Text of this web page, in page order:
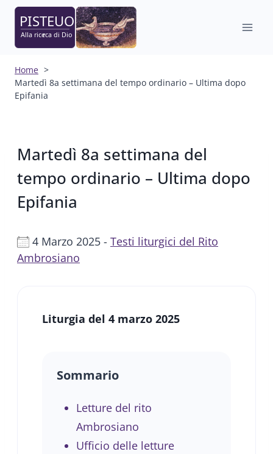
Salta
contenuto
Home
Martedì 8a settimana del tempo ordinario – Ultima dopo
Epifania
Martedì 8a settimana del
tempo ordinario – Ultima dopo
Epifania
4 Marzo 2025 - Testi liturgici del Rito
Ambrosiano
Liturgia del 4 marzo 2025
Sommario
Letture del rito
Ambrosiano
Ufficio delle letture